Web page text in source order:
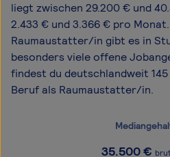
liegt zwischen 29.200 € und
2.433 € und 3.366 € pro
Raumaustatter/in gibt es in
besonders viele offene
findest du deutschlandweit
Beruf als Raumaustatter/in.
35.500€